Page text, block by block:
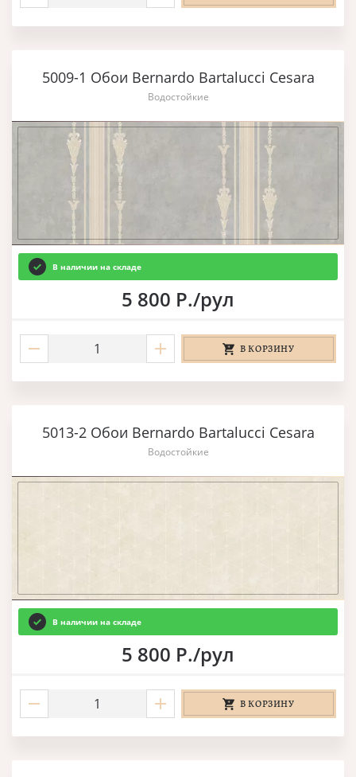
5009-1 Обои Bernardo Bartalucci Cesara
Водостойкие
В наличии на складе
5 800 Р./рул
В КОРЗИНУ
5013-2 Обои Bernardo Bartalucci Cesara
Водостойкие
В наличии на складе
5 800 Р./рул
В КОРЗИНУ